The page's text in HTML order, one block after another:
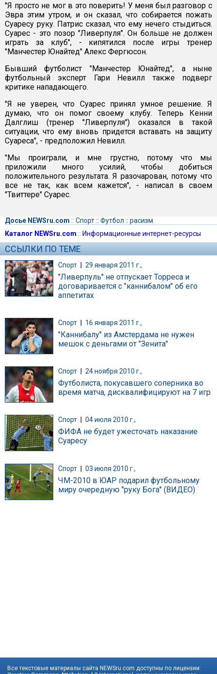
"Я просто не мог в это поверить! У меня был разговор с
Эвра этим утром, и он сказал, что собирается пожать
Суаресу руку. Патрис сказал, что ему нечего стыдиться.
Суарес - это позор "Ливерпуля". Он больше не должен
играть за клуб", - кипятился после игры тренер
"Манчестер Юнайтед" Алекс Фергюсон.
Бывший футболист "Манчестер Юнайтед", а ныне
футбольный эксперт Гари Невилл также подверг
критике нападающего.
"Я не уверен, что Суарес принял умное решение. Я
думаю, что он помог своему клубу. Теперь Кенни
Далглиш (тренер "Ливерпуля") оказался в такой
ситуации, что ему вновь придется вставать на защиту
Суареса", - предположил Невилл.
"Мы проиграли, и мне грустно, потому что мы
приложили много усилий, чтобы добиться
положительного результата. Я разочарован, потому что
все не так, как всем кажется", - написал в своем
"Твиттере" Суарес.
Досье NEWSru.com :: Спорт:: Футбол :: расизм
Каталог NEWSru.com :: Информационные интернет-ресурсы
ССЫЛКИ ПО ТЕМЕ
Спорт | 29 января 2011 г.,
"Ливерпуль" не отпускает Торреса и
договаривается с "каннибалом" об его
аппетитах
Спорт 16 января 2011 г.,
"Каннибалу" из Амстердама не нужен
мешок с деньгами от "Зенита"
Спорт 24 ноября 2010 г.,
Футболиста, покусавшего соперника во
время матча, дисквалифицируют на 7 игр
Спорт 04 июля 2010 г.,
ФИФА не будет ужесточать наказание
Суаресу
Спорт | 03 июля 2010 г.,
ЧМ-2010 в ЮАР подарил футбольному
миру очередную "руку Бога" (ВИДЕО)
Все текстовые материалы сайта NEWSru.com доступны по лицензии: